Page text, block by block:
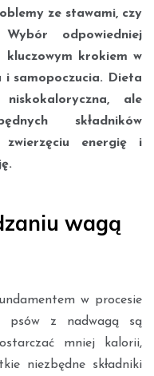
ze stawami, czy
odpowiedniej
krokiem w
samopoczucia. Dieta
ale
składników
zwierzęciu energię i
wagą
w procesie
psów z nadwagą są
mniej kalorii,
niezbędne składniki